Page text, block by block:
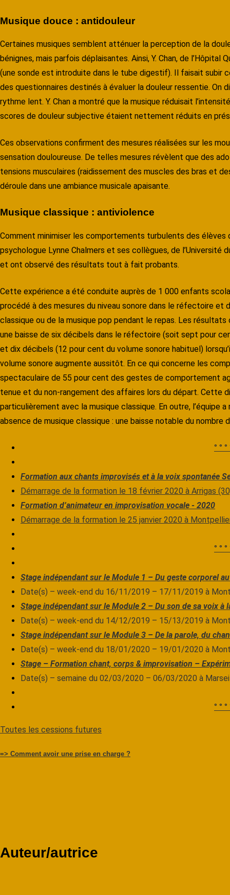
Musique douce : antidouleur
Certaines musiques semblent atténuer la perception de la
bénignes, mais parfois déplaisantes. Ainsi, Y. Chan, de
(une sonde est introduite dans le tube digestif). Il faisait subir
des questionnaires destinés à évaluer la douleur ressentie. On
rythme lent. Y. Chan a montré que la musique réduisait
scores de douleur subjective étaient nettement réduits en
Ces observations confirment des mesures réalisées sur les
sensation douloureuse. De telles mesures révèlent que des
tensions musculaires (raidissement des muscles des bras et
déroule dans une ambiance musicale apaisante.
Musique classique : antiviolence
Comment minimiser les comportements turbulents des élèves
psychologue Lynne Chalmers et ses collègues, de
et ont observé des résultats tout à fait probants.
Cette expérience a été conduite auprès de 1 000 enfants
procédé à des mesures du niveau sonore dans le réfectoire
classique ou de la musique pop pendant le repas. Les
une baisse de six décibels dans le réfectoire (soit sept pour
et dix décibels (12 pour cent du volume sonore habituel)
volume sonore augmente aussitôt. En ce qui concerne les
spectaculaire de 55 pour cent des gestes de comportement
tenue et du non-rangement des affaires lors du départ. Cette
particulièrement avec la musique classique. En outre, l’équipe
absence de musique classique : une baisse notable du
° ° °
Formation aux chants improvisés et à la voix spontanée
Démarrage de la formation le 18 février 2020 à Arrigas
Formation d’animateur en improvisation vocale - 2020
Démarrage de la formation le 25 janvier 2020 à
° ° °
Stage indépendant sur le Module 1 – Du geste corporel
Date(s) – week-end du 16/11/2019 – 17/11/2019 à
Stage indépendant sur le Module 2 – Du son de sa voix
Date(s) – week-end du 14/12/2019 – 15/13/2019 à
Stage indépendant sur le Module 3 – De la parole, du
Date(s) – week-end du 18/01/2020 – 19/01/2020 à
Stage – Formation chant, corps & improvisation –
Date(s) – semaine du 02/03/2020 – 06/03/2020 à
° ° °
Toutes les cessions futures
=> Comment avoir une prise en charge ?
Auteur/autrice